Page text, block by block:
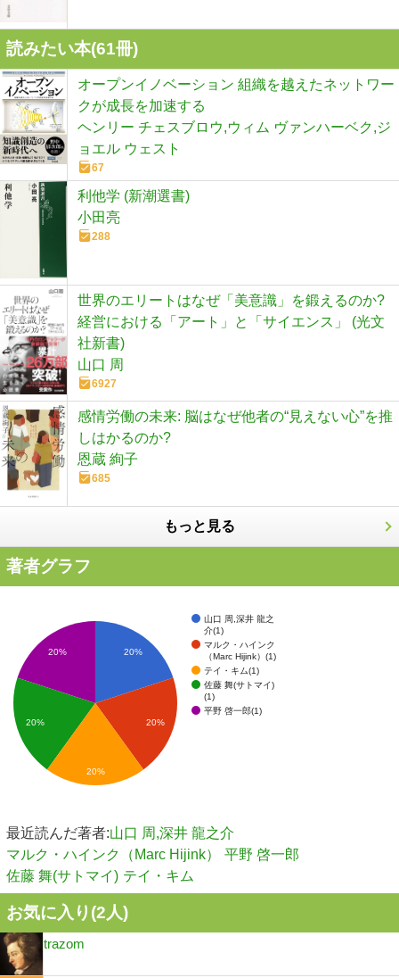
読みたい本(61冊)
オープンイノベーション 組織を越えたネットワー
クが成長を加速する
ヘンリー チェスブロウ,ウィム ヴァンハーベク,ジ
ョエル ウェスト
67
利他学 (新潮選書)
小田亮
288
世界のエリートはなぜ「美意識」を鍛えるのか?
経営における「アート」と「サイエンス」 (光文
社新書)
山口 周
6927
感情労働の未来: 脳はなぜ他者の“見えない心”を推
しはかるのか?
恩蔵 絢子
685
もっと見る
著者グラフ
山口 周,深井 龍之
介(1)
マルク・ハインク
（Marc Hijink）(1)
テイ・キム(1)
佐藤 舞(サトマイ)
(1)
平野 啓一郎(1)
20%
20%
20%
20%
20%
最近読んだ著者:山口 周,深井 龍之介
マルク・ハインク（Marc Hijink）
平野 啓一郎
佐藤 舞(サトマイ) テイ・キム
お気に入り(2人)
trazom